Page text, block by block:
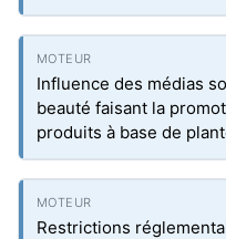
Influence des médias
beauté faisant la
produits à base de
Restrictions